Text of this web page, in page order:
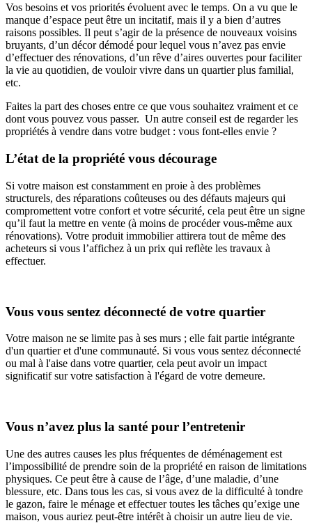
Vos besoins et vos priorités évoluent avec le temps. On a vu que le
manque d’espace peut être un incitatif, mais il y a bien d’autres
raisons possibles. Il peut s’agir de la présence de nouveaux voisins
bruyants, d’un décor démodé pour lequel vous n’avez pas envie
d’effectuer des rénovations, d’un rêve d’aires ouvertes pour faciliter
la vie au quotidien, de vouloir vivre dans un quartier plus familial,
etc.
Faites la part des choses entre ce que vous souhaitez vraiment et ce
dont vous pouvez vous passer. Un autre conseil est de regarder les
propriétés à vendre dans votre budget : vous font-elles envie ?
L’état de la propriété vous décourage
Si votre maison est constamment en proie à des problèmes
structurels, des réparations coûteuses ou des défauts majeurs qui
compromettent votre confort et votre sécurité, cela peut être un signe
qu’il faut la mettre en vente (à moins de procéder vous-même aux
rénovations). Votre produit immobilier attirera tout de même des
acheteurs si vous l’affichez à un prix qui reflète les travaux à
effectuer.
Vous vous sentez déconnecté de votre quartier
Votre maison ne se limite pas à ses murs ; elle fait partie intégrante
d'un quartier et d'une communauté. Si vous vous sentez déconnecté
ou mal à l'aise dans votre quartier, cela peut avoir un impact
significatif sur votre satisfaction à l'égard de votre demeure.
Vous n’avez plus la santé pour l’entretenir
Une des autres causes les plus fréquentes de déménagement est
l’impossibilité de prendre soin de la propriété en raison de limitations
physiques. Ce peut être à cause de l’âge, d’une maladie, d’une
blessure, etc. Dans tous les cas, si vous avez de la difficulté à tondre
le gazon, faire le ménage et effectuer toutes les tâches qu’exige une
maison, vous auriez peut-être intérêt à choisir un autre lieu de vie.